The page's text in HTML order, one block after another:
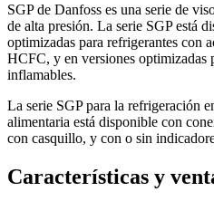
SGP de Danfoss es una serie de
de alta presión. La serie SGP está
optimizadas para refrigerantes con
HCFC, y en versiones optimizadas
inflamables.
La serie SGP para la refrigeración
alimentaria está disponible con
con casquillo, y con o sin
Características y